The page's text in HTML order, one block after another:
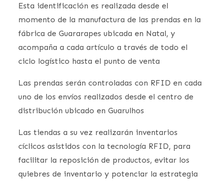
Esta identificación es realizada desde el
momento de la manufactura de las prendas en la
fábrica de Guararapes ubicada en Natal, y
acompaña a cada artículo a través de todo el
ciclo logístico hasta el punto de venta
Las prendas serán controladas con RFID en cada
uno de los envíos realizados desde el centro de
distribución ubicado en Guarulhos
Las tiendas a su vez realizarán inventarios
cíclicos asistidos con la tecnología RFID, para
facilitar la reposición de productos, evitar los
quiebres de inventario y potenciar la estrategia